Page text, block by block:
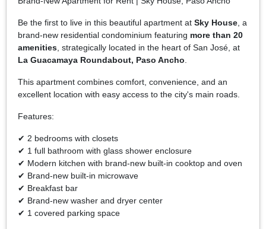
Be the first to live in this beautiful apartment at Sky House , a
brand-new residential condominium featuring more than 20
amenities , strategically located in the heart of San José, at
La Guacamaya Roundabout, Paso Ancho
This apartment combines comfort, convenience, and an
excellent location with easy access to the city's main roads.
Features:
✔ 2 bedrooms with closets
✔ 1 full bathroom with glass shower enclosure
✔ Modern kitchen with brand-new built-in cooktop and oven
✔ Brand-new built-in microwave
✔ Breakfast bar
✔ Brand-new washer and dryer center
✔ 1 covered parking space